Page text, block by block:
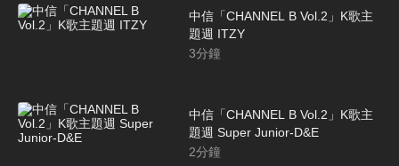
中信「CHANNEL B Vol.2」K歌主
題週 ITZY
3分鐘
中信「CHANNEL B Vol.2」K歌主
題週 Super Junior-D&E
2分鐘